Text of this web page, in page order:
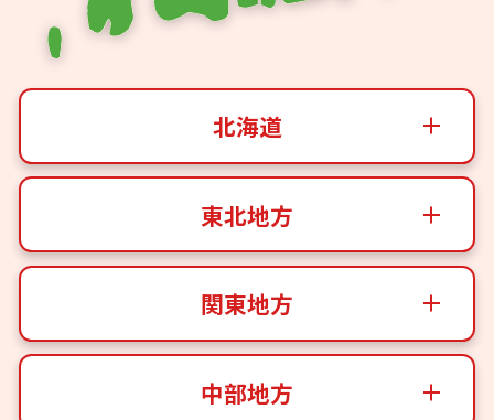
北海道
東北地方
関東地方
中部地方